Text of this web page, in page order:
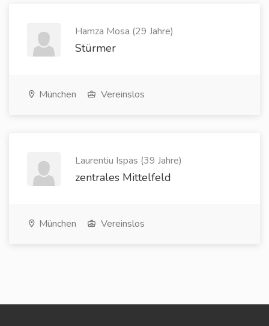
Hamza Mosa (29 Jahre)
Stürmer
München Vereinslos
Laurentiu Ispas (39 Jahre)
zentrales Mittelfeld
München Vereinslos